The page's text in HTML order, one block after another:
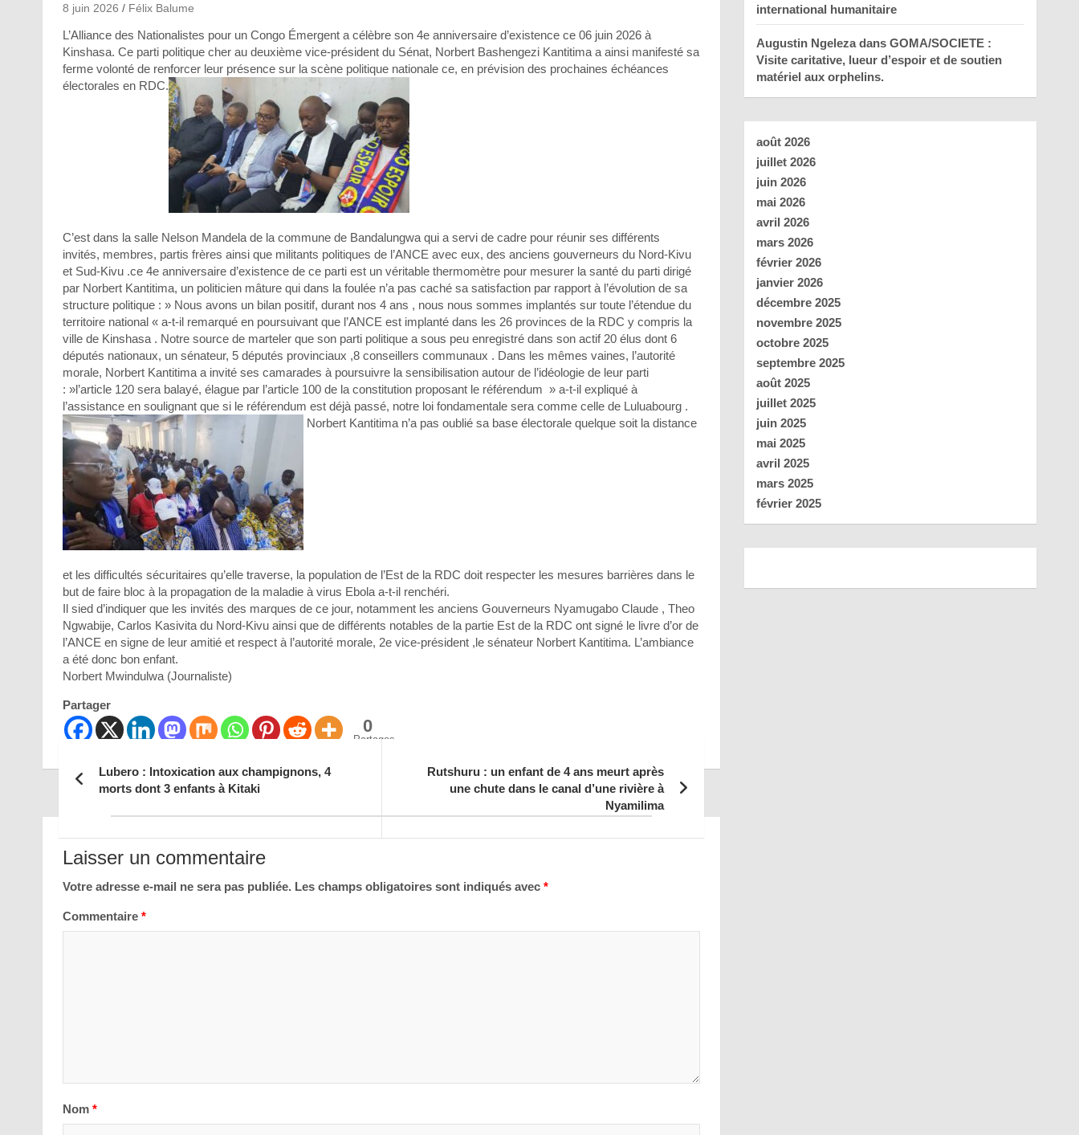
8 juin 2026 Félix Balume
L’Alliance des Nationalistes pour un Congo Émergent a célèbre son 4e anniversaire d’existence ce 06 juin 2026 à
Kinshasa. Ce parti politique cher au deuxième vice-président du Sénat, Norbert Bashengezi Kantitima a ainsi manifesté sa
ferme volonté de renforcer leur présence sur la scène politique nationale ce, en prévision des prochaines échéances
électorales en RDC.
C’est dans la salle Nelson Mandela de la commune de Bandalungwa qui a servi de cadre pour réunir ses différents
invités, membres, partis frères ainsi que militants politiques de l’ANCE avec eux, des anciens gouverneurs du Nord-Kivu
et Sud-Kivu .ce 4e anniversaire d’existence de ce parti est un véritable thermomètre pour mesurer la santé du parti dirigé
par Norbert Kantitima, un politicien mâture qui dans la foulée n’a pas caché sa satisfaction par rapport à l’évolution de sa
structure politique : » Nous avons un bilan positif, durant nos 4 ans , nous nous sommes implantés sur toute l’étendue du
territoire national « a-t-il remarqué en poursuivant que l’ANCE est implanté dans les 26 provinces de la RDC y compris la
ville de Kinshasa . Notre source de marteler que son parti politique a sous peu enregistré dans son actif 20 élus dont 6
députés nationaux, un sénateur, 5 députés provinciaux ,8 conseillers communaux . Dans les mêmes vaines, l’autorité
morale, Norbert Kantitima a invité ses camarades à poursuivre la sensibilisation autour de l’idéologie de leur parti
: »l’article 120 sera balayé, élague par l’article 100 de la constitution proposant le référendum » a-t-il expliqué à
l’assistance en soulignant que si le référendum est déjà passé, notre loi fondamentale sera comme celle de Luluabourg .
Norbert Kantitima n’a pas oublié sa base électorale quelque soit la distance
et les difficultés sécuritaires qu’elle traverse, la population de l’Est de la RDC doit respecter les mesures barrières dans le
but de faire bloc à la propagation de la maladie à virus Ebola a-t-il renchéri.
Il sied d’indiquer que les invités des marques de ce jour, notamment les anciens Gouverneurs Nyamugabo Claude , Theo
Ngwabije, Carlos Kasivita du Nord-Kivu ainsi que de différents notables de la partie Est de la RDC ont signé le livre d’or de
l’ANCE en signe de leur amitié et respect à l’autorité morale, 2e vice-président ,le sénateur Norbert Kantitima. L’ambiance
a été donc bon enfant.
Norbert Mwindulwa (Journaliste)
Partager
0
Partages
Navigation
de
l’article
Lubero : Intoxication aux champignons, 4
morts dont 3 enfants à Kitaki
Rutshuru : un enfant de 4 ans meurt après
une chute dans le canal d’une rivière à
Nyamilima
Laisser un commentaire
Votre adresse e-mail ne sera pas publiée. Les champs obligatoires sont indiqués avec*
Commentaire*
Nom*
international humanitaire
Augustin Ngelezadans GOMA/SOCIETE :
Visite caritative, lueur d’espoir et de soutien
matériel aux orphelins.
août 2026
juillet 2026
juin 2026
mai 2026
avril 2026
mars 2026
février 2026
janvier 2026
décembre 2025
novembre 2025
octobre 2025
septembre 2025
août 2025
juillet 2025
juin 2025
mai 2025
avril 2025
mars 2025
février 2025